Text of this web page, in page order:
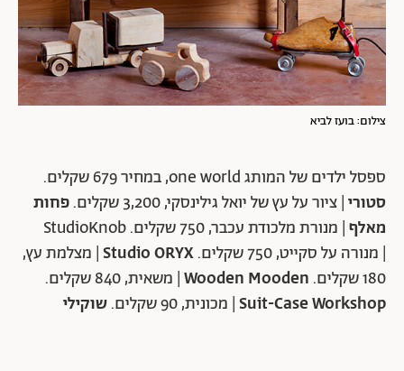
צילום: בועז לביא
ספסל ילדים של המותג one world, במחיר 679 שקלים.
סטורי | ציור על עץ של יואל גילינסקי, 3,200 שקלים.
פחות
מאלף
| מנורת מלכודת עכבר, 750 שקלים. StudioKnob
| מנורה על סקייט, 750 שקלים.
Studio ORYX | מצלמת עץ,
180 שקלים.
Wooden Mooden | משאית, 840 שקלים.
Suit-Case Workshop | מכונית, 90 שקלים. שוקילי